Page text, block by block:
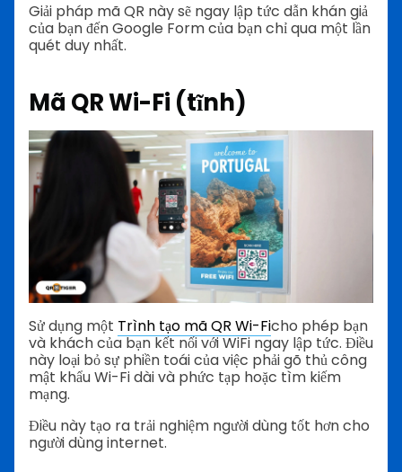
Giải pháp mã QR này sẽ ngay lập tức dẫn khán giả
của bạn đến Google Form của bạn chỉ qua một lần
quét duy nhất.
Mã QR Wi-Fi (tĩnh)
Sử dụng một Trình tạo mã QR Wi-Ficho phép bạn
và khách của bạn kết nối với WiFi ngay lập tức. Điều
này loại bỏ sự phiền toái của việc phải gõ thủ công
mật khẩu Wi-Fi dài và phức tạp hoặc tìm kiếm
mạng.
Điều này tạo ra trải nghiệm người dùng tốt hơn cho
người dùng internet.